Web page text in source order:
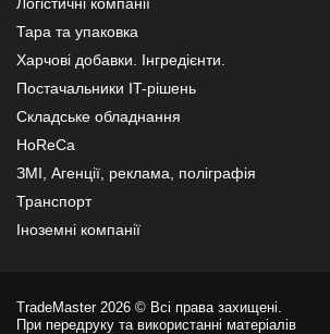
Тара та упаковка
Харчові добавки. Інгредієнти.
Постачальники IT-рішень
Складське обладнання
HoReCa
ЗМІ, Агенції, реклама, поліграфія
Транспорт
Іноземні компанії
TradeMaster 2026 © Всі права захищені.
При передруку та використанні матеріалів